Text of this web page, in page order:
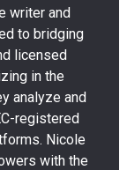
writer and
to bridging
licensed
in the
analyze and
registered
Nicole
with the